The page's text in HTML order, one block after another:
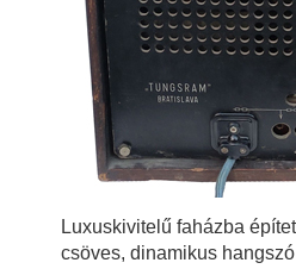
Luxuskivitelű faházba
csöves, dinamikus